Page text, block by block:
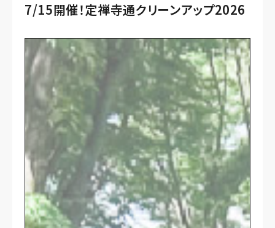
7/15開催！定禅寺通クリーンアップ2026